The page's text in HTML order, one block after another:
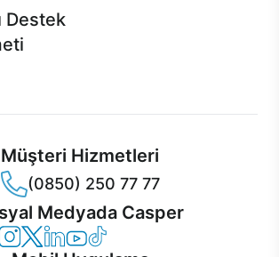
Destek
Müşteri Hizmetleri
(0850) 250 77 77
Medyada Casper
Facebook
Instagram
Casper Twitter
Casper LinkedIn
Casper YouTube
Casper TikTok